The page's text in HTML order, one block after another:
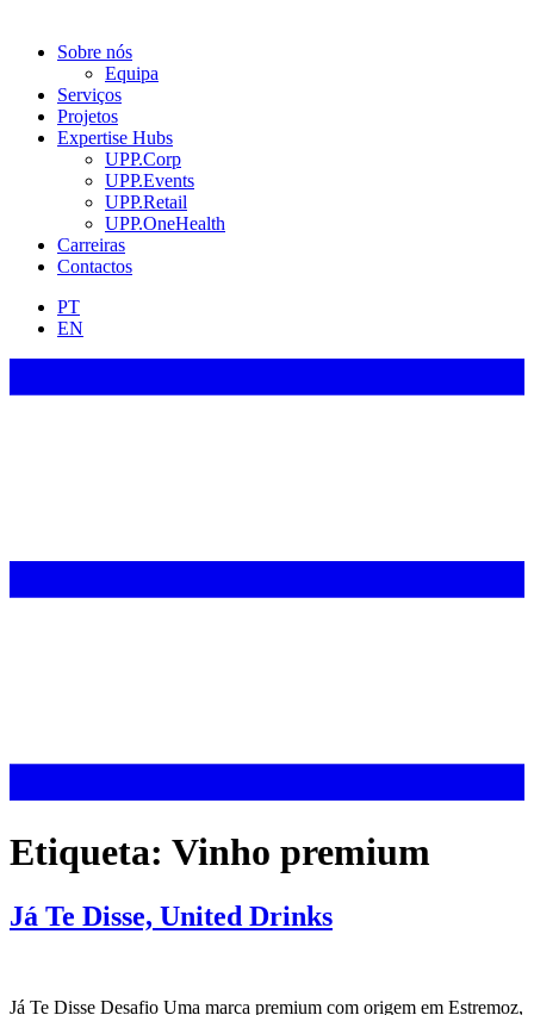
Sobre nós
Equipa
Serviços
Projetos
Expertise Hubs
UPP.Corp
UPP.Events
UPP.Retail
UPP.OneHealth
Carreiras
Contactos
PT
EN
Etiqueta: Vinho premium
Já Te Disse, United Drinks
Já Te Disse Desafio Uma marca premium com origem em Estremoz,